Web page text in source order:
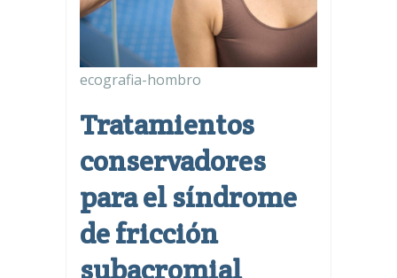
ecografia-hombro
Tratamientos
conservadores
para el síndrome
de fricción
subacromial